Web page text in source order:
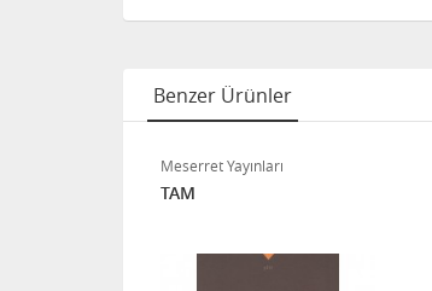
Benzer Ürünler
Meserret Yayınları
TAM